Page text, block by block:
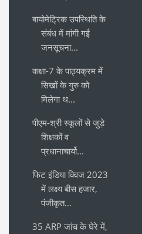
बायोमेट्रिक उपस्थिति के
संबंध में मांगी गई
जनसूचना...
कक्षा-7 के पाठ्यक्रम में
सिखों के गुरु को
मिलेगा थ...
पीएम-श्री स्कूलों से जुड़े
शिक्षकों व
प्रधानाचार्यो...
फिट इंडिया क्विज 2023
में लक्ष्य बीस हजार,
पंजीकृत...
35 ARP जांच के घेरे में,